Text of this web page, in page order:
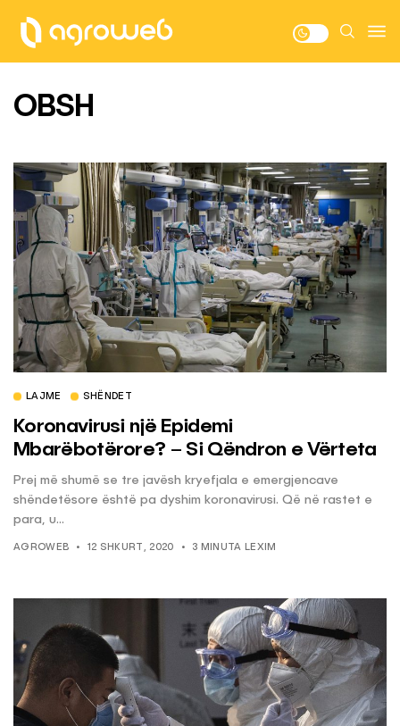
OBSH
LAJME SHËNDET
Koronavirusi një Epidemi
Mbarëbotërore? – Si Qëndron e Vërteta
Prej më shumë se tre javësh kryefjala e emergjencave
shëndetësore është pa dyshim koronavirusi. Që në rastet e
para, u...
AGROWEB 12 SHKURT, 2020 3 MINUTA LEXIM